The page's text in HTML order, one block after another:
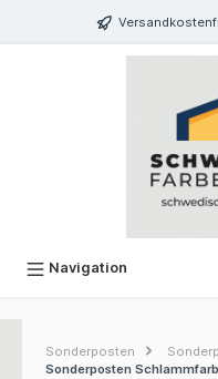
springen
Navigation
Sonderposten
Sonderposten